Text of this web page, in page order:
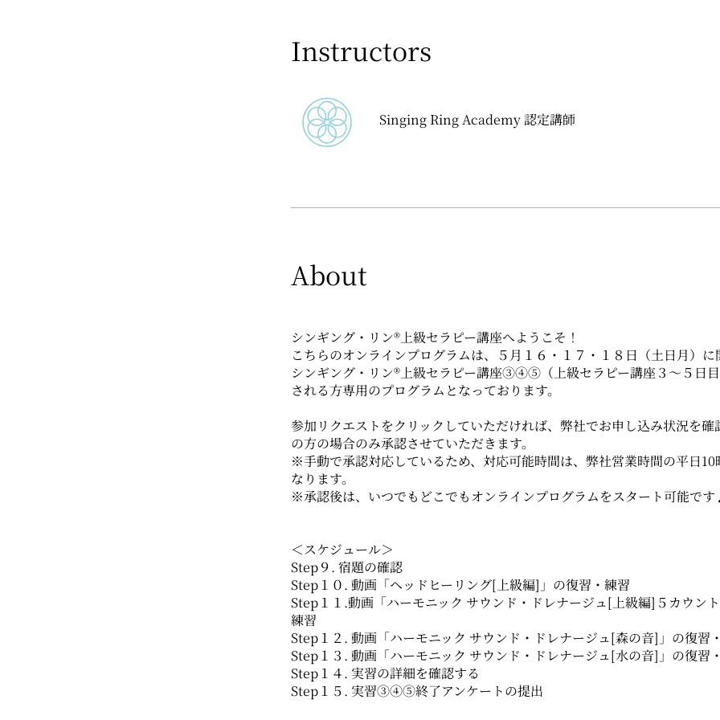
Instructors
Singing Ring Academy 認定講師
About
シンギング・リン®上級セラピー講座へようこそ！
こちらのオンラインプログラムは、５月１６・１７・１８日（土日月）に
シンギング・リン®上級セラピー講座③④⑤（上級セラピー講座３～５日
される方専用のプログラムとなっております。
参加リクエストをクリックしていただければ、弊社でお申し込み状況を確
の方の場合のみ承認させていただきます。
※手動で承認対応しているため、対応可能時間は、弊社営業時間の平日10
なります。
※承認後は、いつでもどこでもオンラインプログラムをスタート可能で
＜スケジュール＞
Step９. 宿題の確認
Step１０. 動画「ヘッドヒーリング[上級編]」の復習・練習
Step１１.動画「ハーモニック サウンド・ドレナージュ[上級編]５カウン
練習
Step１２. 動画「ハーモニック サウンド・ドレナージュ[森の音]」の復習
Step１３. 動画「ハーモニック サウンド・ドレナージュ[水の音]」の復習
Step１４. 実習の詳細を確認する
Step１５. 実習③④⑤終了アンケートの提出